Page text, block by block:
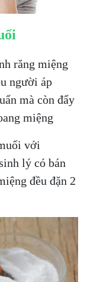
răng miệng
người áp
mà còn đẩy
miệng
với
lý có bán
đều đặn 2